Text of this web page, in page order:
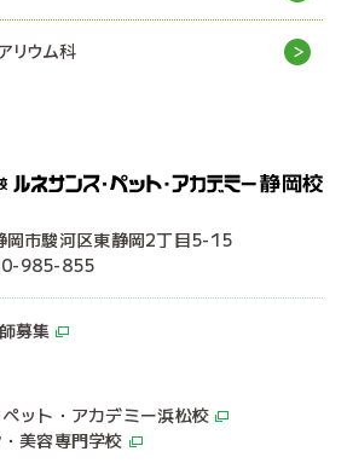
リウム科
市駿河区東静岡2丁目5-15
985-855
募集
ット・アカデミー浜松校
美容専門学校